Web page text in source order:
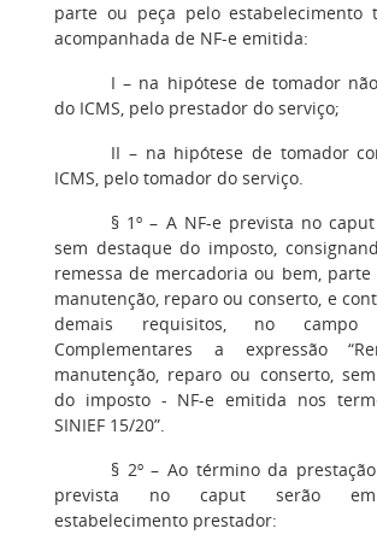
parte ou peça pelo estabelecimento
acompanhada de NF-e emitida:
I– na hipótese de tomador
do ICMS, pelo prestador do serviço;
II – na hipótese de tomador
ICMS, pelo tomador do serviço.
§ 1º– A NF-e prevista no
sem destaque do imposto,
remessa de mercadoria ou bem, parte
manutenção, reparo ou conserto, e
demais requisitos, no campo
Complementares a expressão
manutenção, reparo ou conserto,
do imposto - NF-e emitida nos
SINIEF 15/20”.
§ 2º– Ao término da
prevista no caput serão
estabelecimento prestador: